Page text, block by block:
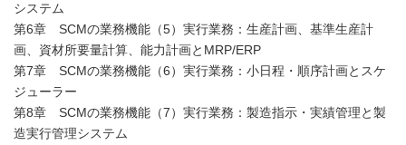
システム
第6章 SCMの業務機能（5）実行業務：生産計画、基準生産計
画、資材所要量計算、能力計画とMRP/ERP
第7章 SCMの業務機能（6）実行業務：小日程・順序計画とスケ
ジューラー
第8章 SCMの業務機能（7）実行業務：製造指示・実績管理と製
造実行管理システム